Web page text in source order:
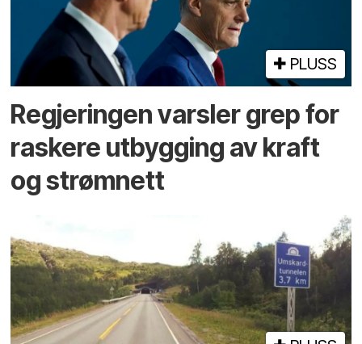
PLUSS
Regjeringen varsler grep for
raskere utbygging av kraft
og strømnett